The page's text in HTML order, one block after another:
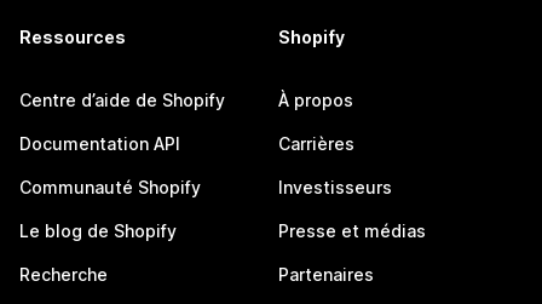
Ressources
Centre d’aide de Shopify
Documentation API
Communauté Shopify
Le blog de Shopify
Recherche
Shopify
À propos
Carrières
Investisseurs
Presse et médias
Partenaires